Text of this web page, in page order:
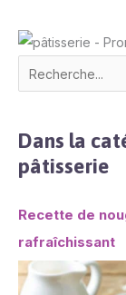
Dans la
pâtisserie
Recette de
rafraîchissant